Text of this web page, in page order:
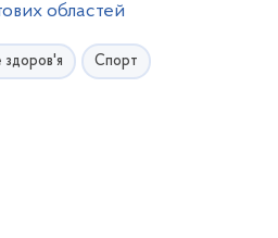
областей
здоров'я Спорт